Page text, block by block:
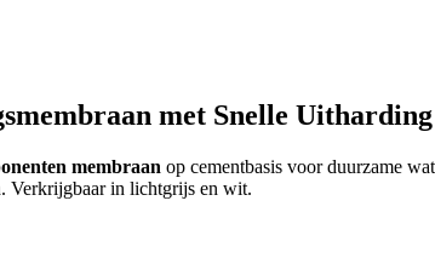
met Snelle Uitharding
membraan op cementbasis voor duurzame
Verkrijgbaar in lichtgrijs en wit.